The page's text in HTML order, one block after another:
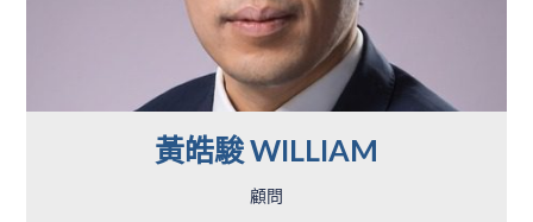
黃皓駿 WILLIAM
顧問